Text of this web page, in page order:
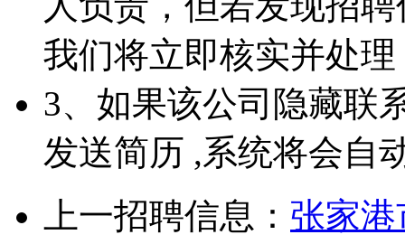
我们将立即核实并处理
3、如果该公司隐藏联
发送简历 ,系统将会自
上一招聘信息： 张家